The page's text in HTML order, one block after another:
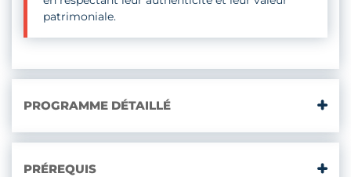
patrimoniale.
PROGRAMME DÉTAILLÉ
PRÉREQUIS